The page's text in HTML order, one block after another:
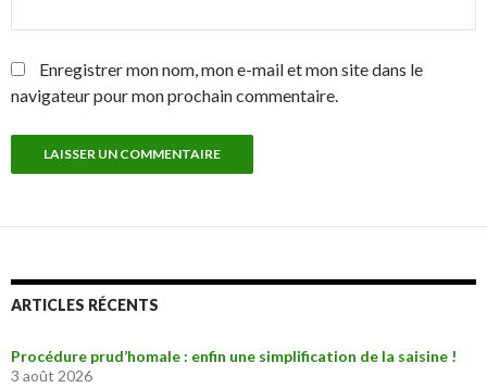
Enregistrer mon nom, mon e-mail et mon site dans le
navigateur pour mon prochain commentaire.
ARTICLES RÉCENTS
Procédure prud’homale : enfin une simplification de la saisine !
3 août 2026